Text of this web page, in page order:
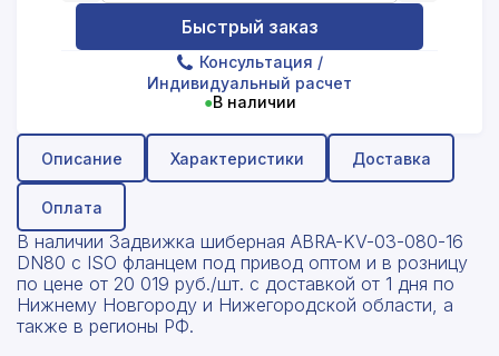
Быстрый заказ
Консультация /
Индивидуальный расчет
●В наличии
Описание Характеристики Доставка
Оплата
В наличии Задвижка шиберная ABRA-KV-03-080-16
DN80 c ISO фланцем под привод оптом и в розницу
по цене от 20 019 руб./шт. с доставкой от 1 дня по
Нижнему Новгороду и Нижегородской области, а
также в регионы РФ.